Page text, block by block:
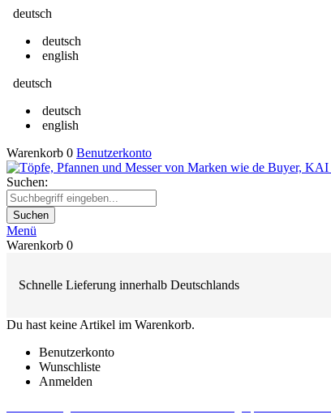
deutsch
deutsch
english
deutsch
deutsch
english
Warenkorb 0 Benutzerkonto
Suchen:
Suchen
Menü
Warenkorb 0
Schnelle Lieferung innerhalb Deutschlands
Du hast keine Artikel im Warenkorb.
Benutzerkonto
Wunschliste
Anmelden